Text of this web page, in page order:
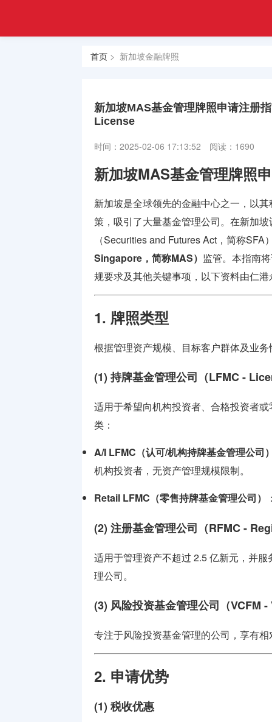
金融
牌照牌照
牌照
出售
银行牌照
资产管理
加密货币
牌照
牌照
监管机构
首页 > 新加坡金融牌照
新加坡MAS基金管理牌照申请注册
License
时间：2025-02-06 17:13:52 阅读：1690
新加坡MAS基金管理牌照
新加坡是全球领先的金融中心之一，以
策，吸引了大量基金管理公司。在新加
（Securities and Futures Act，简称SFA
Singapore，简称MAS） 监管。本指南
规要求及其他关键事项 ，以下资料由仁港
1. 牌照类型
根据管理资产规模、目标客户群体及业
(1) 持牌基金管理公司（LFMC -
适用于希望向机构投资者、合格投资者
类：
A/I LFMC（认可/机构持牌基金管理公司
机构投资者，无资产管理规模限制。
Retail LFMC（零售持牌基金管理公司）
(2) 注册基金管理公司（RFMC -
适用于管理资产不超过 2.5 亿新元，并
理公司。
(3) 风险投资基金管理公司（
专注于风险投资基金管理的公司，享有
2. 申请优势
(1) 税收优惠